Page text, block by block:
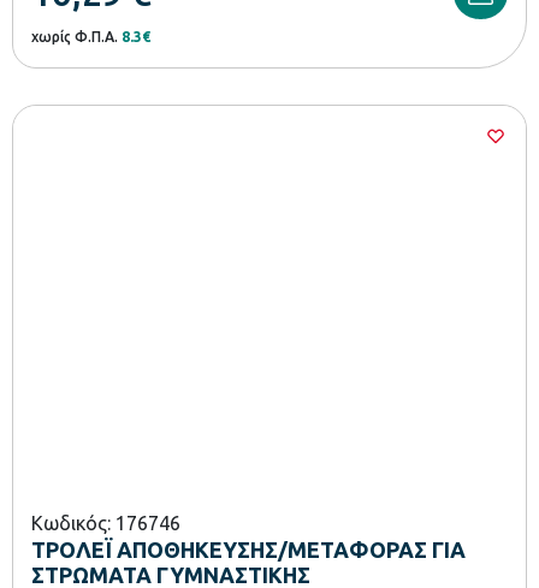
χωρίς Φ.Π.Α. 8.3€
Κωδικός: 176746
ΤΡΟΛΕΪ ΑΠΟΘΗΚΕΥΣΗΣ/ΜΕΤΑΦΟΡΑΣ ΓΙΑ
ΣΤΡΩΜΑΤΑ ΓΥΜΝΑΣΤΙΚΗΣ